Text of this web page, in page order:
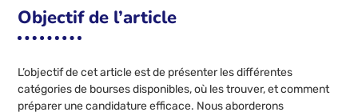
Objectif de l’article
L’objectif de cet article est de présenter les différentes
catégories de bourses disponibles, où les trouver, et comment
préparer une candidature efficace. Nous aborderons